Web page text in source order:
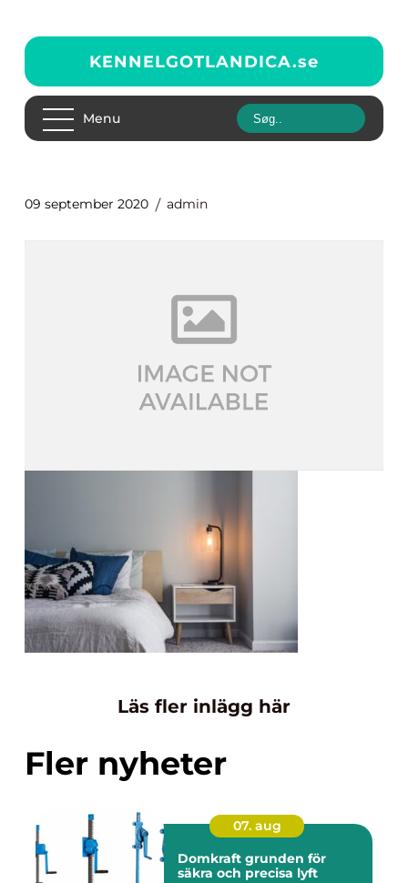
KENNELGOTLANDICA.se
Menu
09 september 2020 admin
Läs fler inlägg här
Fler nyheter
07. aug
Domkraft grunden för
säkra och precisa lyft